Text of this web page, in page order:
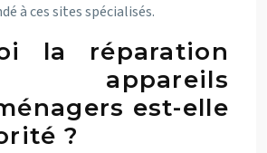
à ces sites spécialisés.
la réparation
est-elle
?